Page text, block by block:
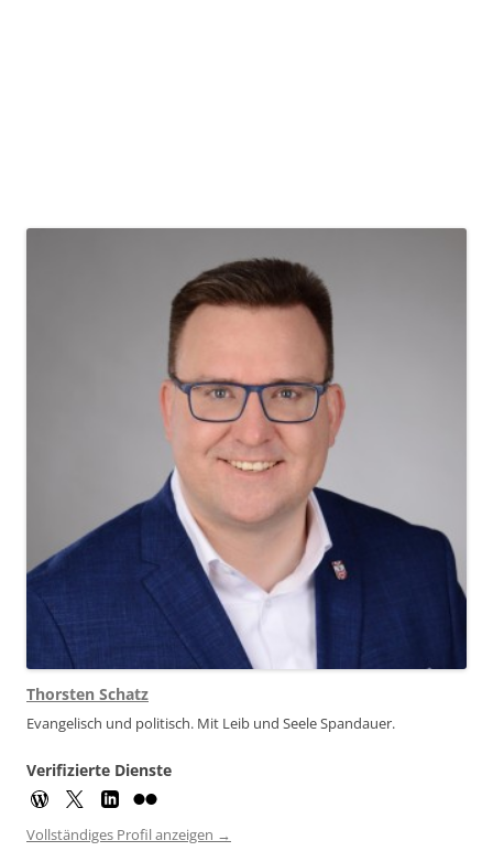
Thorsten Schatz
Evangelisch und politisch. Mit Leib und Seele Spandauer.
Verifizierte Dienste
Vollständiges Profil anzeigen →